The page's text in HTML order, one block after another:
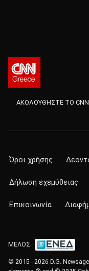
ΑΚΟΛΟΥΘΗΣΤΕ ΤΟ
Όροι χρήσης
Δήλωση εχεμύθειας
Επικοινωνία
ΜΕΛΟΣ
© 2015 - 2026 D.G.